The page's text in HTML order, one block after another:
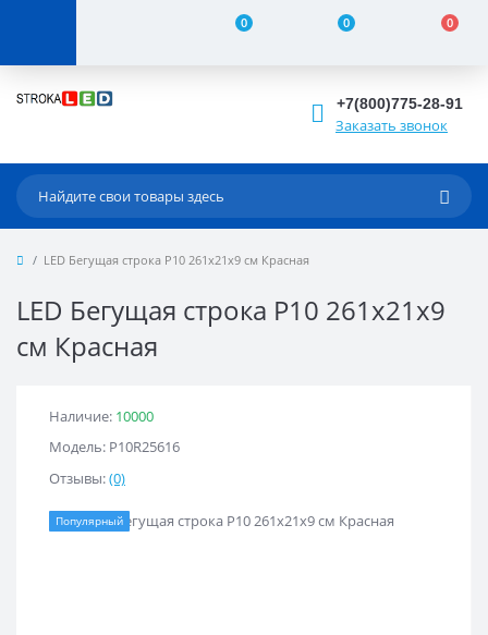
0 0 0
+7(800)775-28-91
Заказать звонок
LED Бегущая строка Р10 261x21x9 см Красная
LED Бегущая строка Р10 261x21x9
см Красная
Наличие: 10000
Модель: Р10R25616
Отзывы:(0)
Популярный